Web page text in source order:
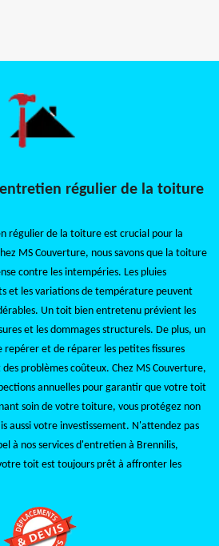
régulier de la toiture
régulier de la toiture est crucial pour la
MS Couverture, nous savons que la toiture
contre les intempéries. Les pluies
et les variations de température peuvent
Un toit bien entretenu prévient les
et les dommages structurels. De plus, un
et de réparer les petites fissures
problèmes coûteux. Chez MS Couverture,
annuelles pour garantir que votre toit
soin de votre toiture, vous protégez non
aussi votre investissement. N'attendez pas
à nos services d'entretien à Brennilis,
toit est toujours prêt à affronter les